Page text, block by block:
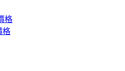
格
格